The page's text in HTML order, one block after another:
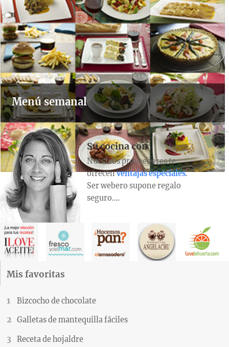
Menú semanal
Su cocina con
Nuestros proveedores te
ofrecenventajas especiales.
Ser webero supone regalo
seguro….
Mis favoritas
Bizcocho de chocolate
Galletas de mantequilla fáciles
Receta de hojaldre